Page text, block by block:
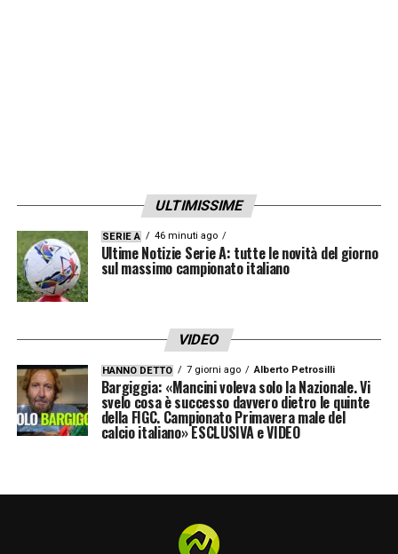
ULTIMISSIME
SERIE A 46 minuti ago
Ultime Notizie Serie A: tutte le novità del giorno
sul massimo campionato italiano
VIDEO
HANNO DETTO 7 giorni ago Alberto Petrosilli
Bargiggia: «Mancini voleva solo la Nazionale. Vi
svelo cosa è successo davvero dietro le quinte
della FIGC. Campionato Primavera male del
calcio italiano» ESCLUSIVA e VIDEO